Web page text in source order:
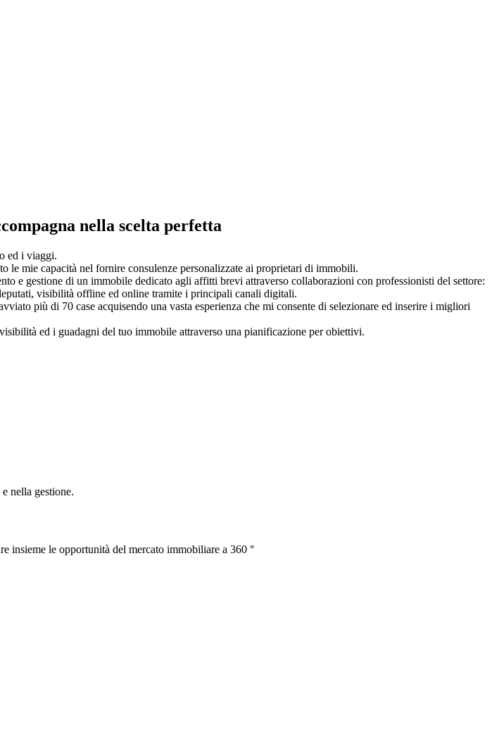
nella scelta perfetta
ed i viaggi.
le mie capacità nel fornire consulenze personalizzate ai proprietari di immobili.
e gestione di un immobile dedicato agli affitti brevi attraverso collaborazioni con professionisti del settore:
visibilità offline ed online tramite i principali canali digitali.
più di 70 case acquisendo una vasta esperienza che mi consente di selezionare ed inserire i migliori
ed i guadagni del tuo immobile attraverso una pianificazione per obiettivi.
nella gestione.
insieme le opportunità del mercato immobiliare a 360 °